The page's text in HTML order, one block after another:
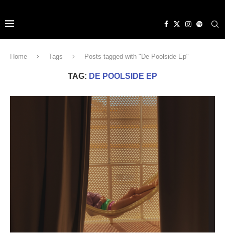
Home Tags Posts tagged with "De Poolside Ep"
TAG: DE POOLSIDE EP